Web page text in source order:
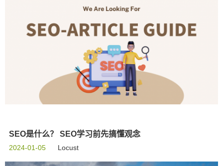
SEO是什么？ SEO学习前先搞懂观念
2024-01-05 Locust